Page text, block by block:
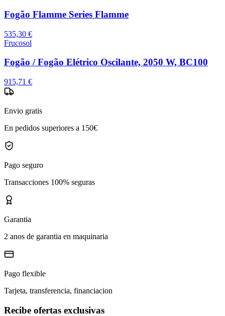
Fogão Flamme Series Flamme
535,30 €
Frucosol
Fogão / Fogão Elétrico Oscilante, 2050 W, BC100
915,71 €
Envio gratis
En pedidos superiores a 150€
Pago seguro
Transacciones 100% seguras
Garantia
2 anos de garantia en maquinaria
Pago flexible
Tarjeta, transferencia, financiacion
Recibe ofertas exclusivas